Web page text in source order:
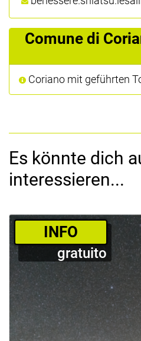
Comune di
Coriano mit geführten
Es könnte dich
interessieren...
­INFO
gratuito